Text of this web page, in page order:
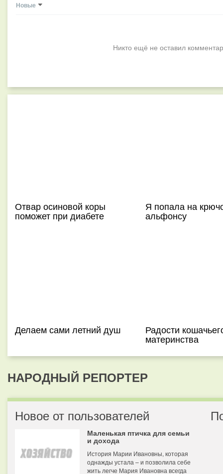
Новые
Никто ещё не оставил
Отвар осиновой коры
поможет при диабете
Я попала на
альфонсу
Делаем сами летний душ Радости
материнства
НАРОДНЫЙ РЕПОРТЕР
Новое от пользователей
Маленькая птичка для семьи
и дохода
История Марии Ивановны, которая
однажды устала – и позволила себе
жить легче Мария Ивановна всегда